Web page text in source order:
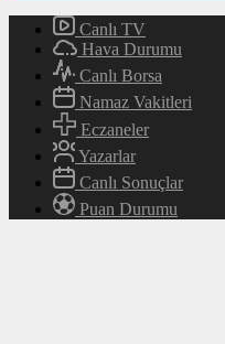
Canlı TV
Hava Durumu
Canlı Borsa
Namaz Vakitleri
Eczaneler
Yazarlar
Canlı Sonuçlar
Puan Durumu